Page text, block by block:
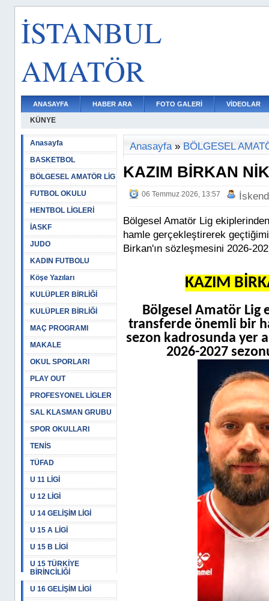
İSTANBUL
AMATÖR
ANASAYFA HABER ARA FOTO GALERİ VİDEOLAR
KÜNYE
Anasayfa
BASKETBOL
BÖLGESEL AMATÖR LİG
FUTBOL OKULU
HENTBOL LİGLERİ
İASKF
JUDO
KADIN FUTBOLU
Köşe Yazıları
KULÜPLER BİRLİĞİ
KULÜPLER BİRLİĞİ
MAÇ PROGRAMI
MAKALE
OKUL SPORLARI
PLAY OUT
PROFESYONEL LİGLER
SAL KLASMAN GRUBU
SPOR OKULLARI
TENİS
TÜFAD
U 11 LİGİ
U 12 LİGİ
U 14 GELİŞİM LİGİ
U 15 A LİGİ
U 15 B LİGİ
U 15 TÜRKİYE
BİRİNCİLİĞİ
U 16 GELİŞİM LİGİ
Anasayfa» BÖLGESEL
KAZIM BİRKAN
06 Temmuz 2026, 13:57
Bölgesel Amatör Lig
hamle gerçekleştirerek
Birkan'ın sözleşmesini 2026-
KAZIM
Bölgesel Amatör Lig
transferde önemli bir
sezon kadrosunda yer
2026-2027